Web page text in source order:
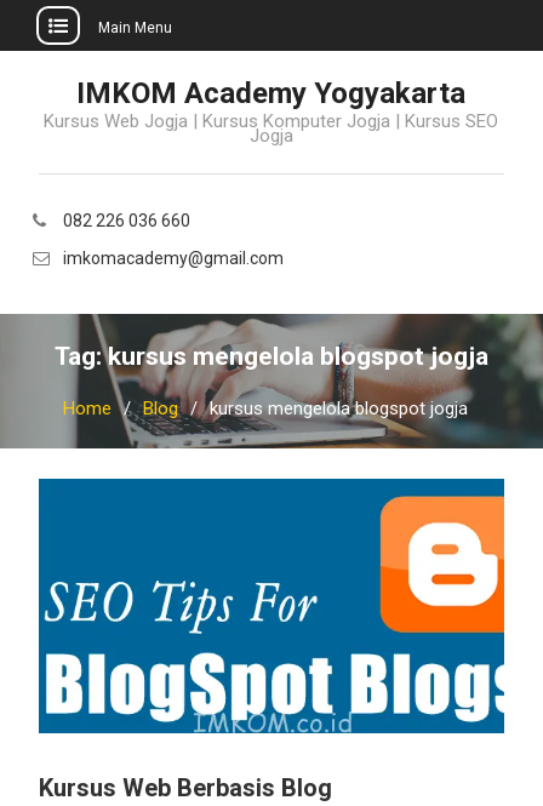
content
Main Menu
IMKOM Academy Yogyakarta
Kursus Web Jogja | Kursus Komputer Jogja | Kursus SEO
Jogja
082 226 036 660
imkomacademy@gmail.com
Tag:kursus mengelola blogspot jogja
Home Blog kursus mengelola blogspot jogja
Kursus Web Berbasis Blog